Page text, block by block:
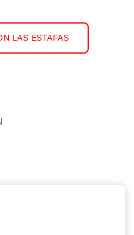
LAS ESTAFAS